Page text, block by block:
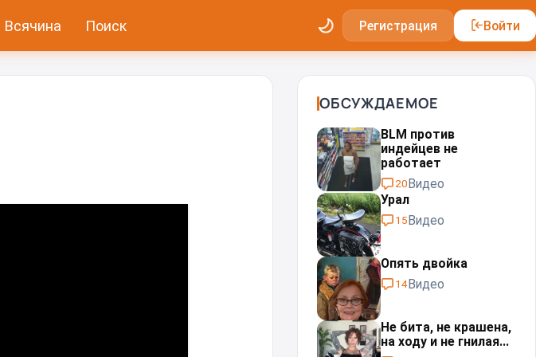
Всячина Поиск Регистрация Войти
ОБСУЖДАЕМОЕ
BLM против
индейцев не
работает
20Видео
Урал⁠⁠
15Видео
Опять двойка
14Видео
Не бита, не крашена,
на ходу и не гнилая...